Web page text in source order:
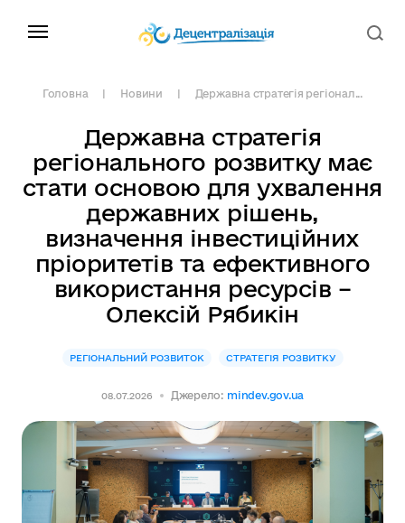
Головна Новини Державна стратегія регіонал...
Державна стратегія
регіонального розвитку має
стати основою для ухвалення
державних рішень,
визначення інвестиційних
пріоритетів та ефективного
використання ресурсів –
Олексій Рябикін
РЕГІОНАЛЬНИЙ РОЗВИТОК СТРАТЕГІЯ РОЗВИТКУ
08.07.2026 Джерело: mindev.gov.ua